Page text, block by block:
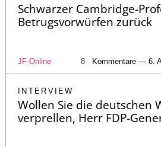
Schwarzer Cambridge-
Betrugsvorwürfen zurück
JF-Online 8 Kommentare — 6.
INTERVIEW
Wollen Sie die deutschen
verprellen, Herr FDP-